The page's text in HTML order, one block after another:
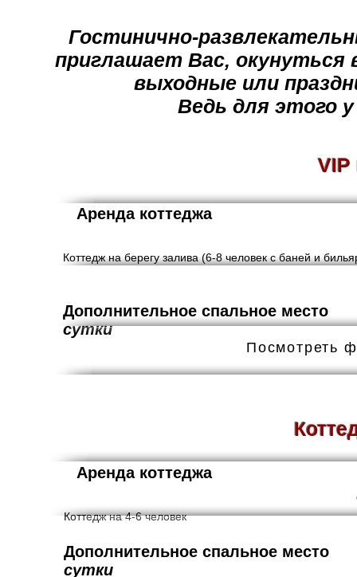
Гостинично-
приглашает Вас, окунуться
выходные или
Ведь для этого
VIP
Аренда
Коттедж на берегу залива (6-8 человек с баней и
Дополнительное спальное
сутки
Посмотреть
Аренда
Коттедж на 4-6 человек
Дополнительное
сутки